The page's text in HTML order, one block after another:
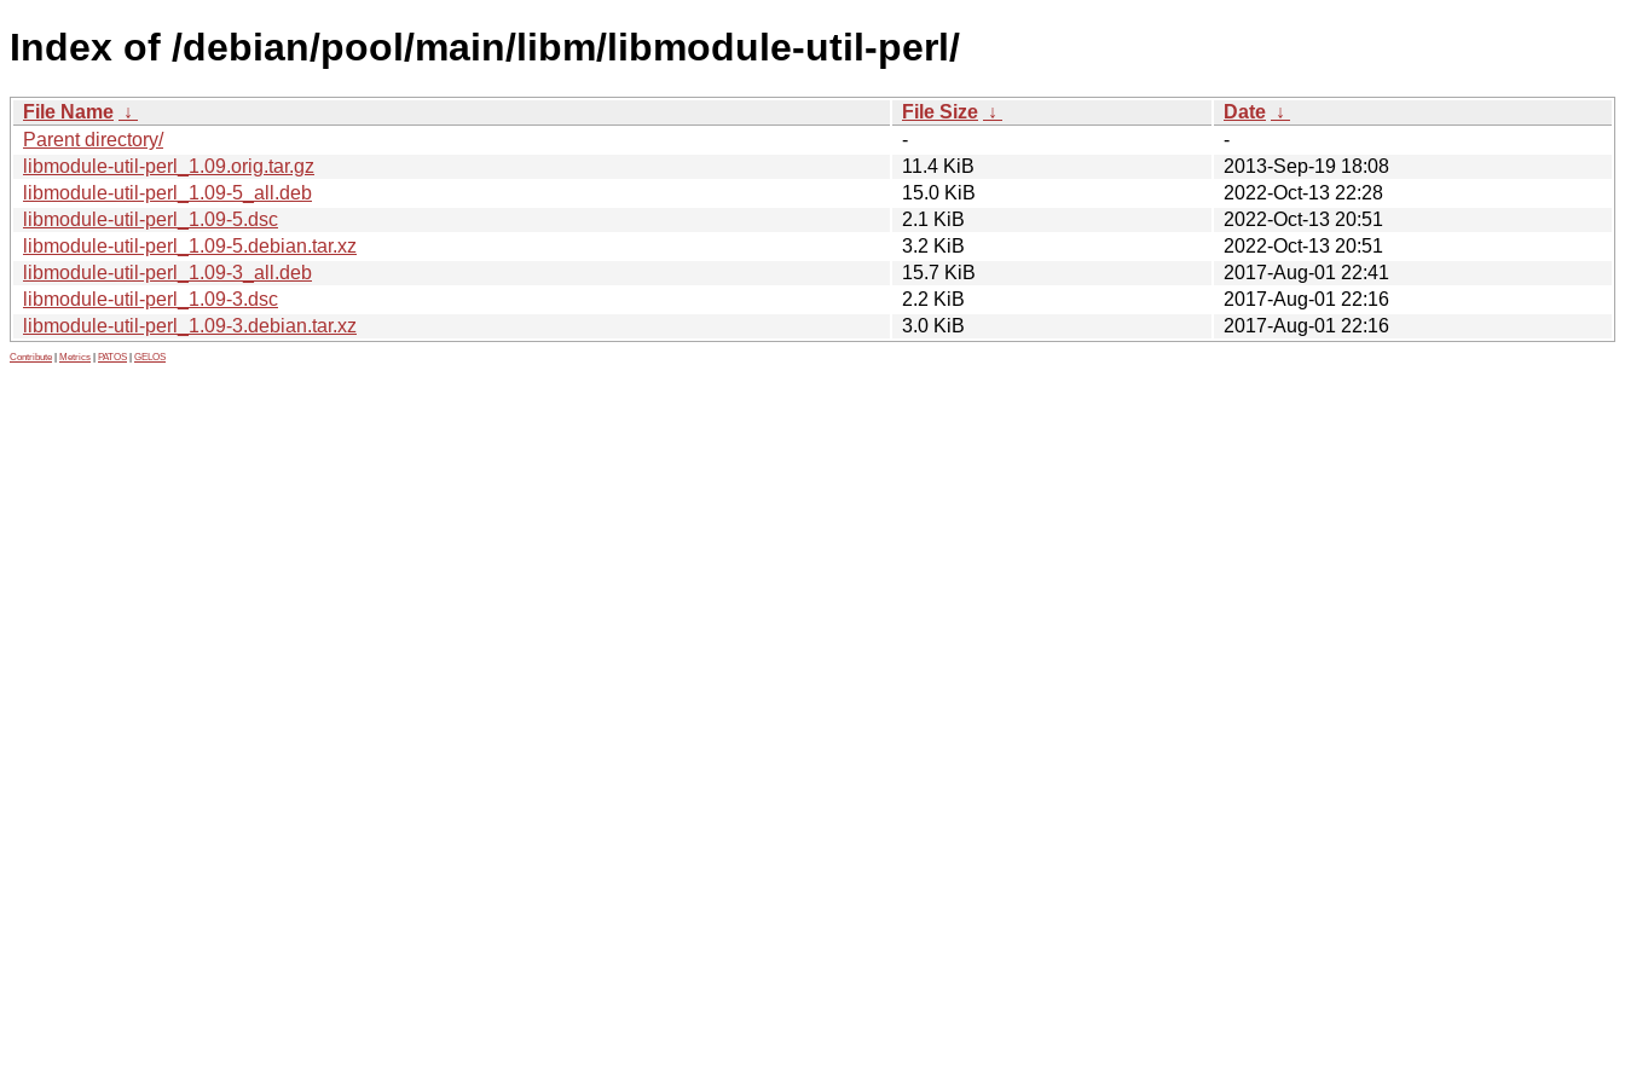
Index of /debian/pool/main/libm/libmodule-util-perl/
File Name ↓ File Size ↓ Date ↓
Parent directory/
-
-
libmodule-util-perl_1.09.orig.tar.gz
11.4 KiB
2013-Sep-19 18:08
libmodule-util-perl_1.09-5_all.deb
15.0 KiB
2022-Oct-13 22:28
libmodule-util-perl_1.09-5.dsc
2.1 KiB
2022-Oct-13 20:51
libmodule-util-perl_1.09-5.debian.tar.xz
3.2 KiB
2022-Oct-13 20:51
libmodule-util-perl_1.09-3_all.deb
15.7 KiB
2017-Aug-01 22:41
libmodule-util-perl_1.09-3.dsc
2.2 KiB
2017-Aug-01 22:16
libmodule-util-perl_1.09-3.debian.tar.xz
3.0 KiB 2017-Aug-01 22:16
Contribute Metrics PATOS GELOS